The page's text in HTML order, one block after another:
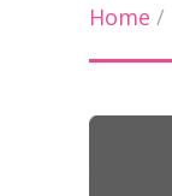
Home /